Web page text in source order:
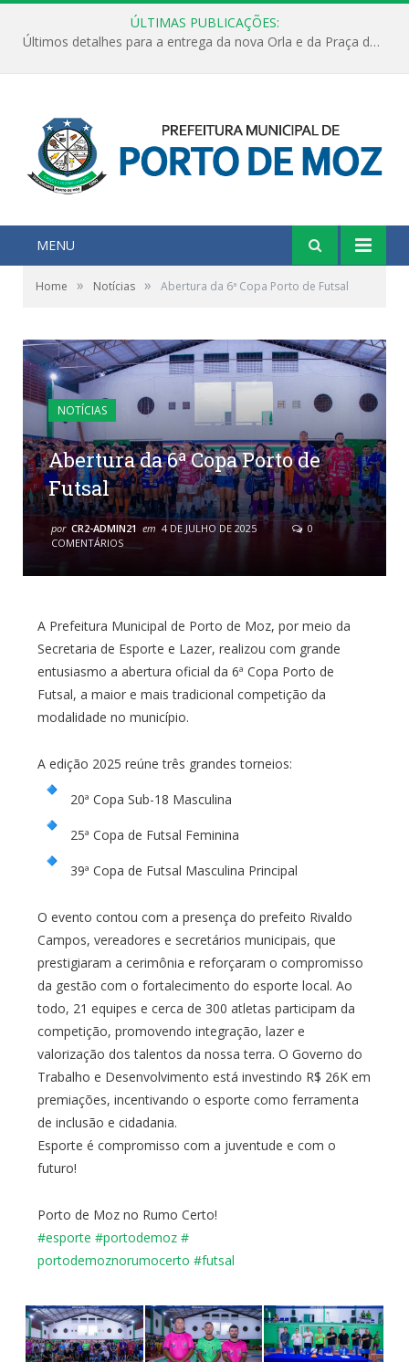
ÚLTIMAS PUBLICAÇÕES:
Últimos detalhes para a entrega da nova Orla e da Praça do Praião
MENU
Home » Notícias » Abertura da 6ª Copa Porto de Futsal
NOTÍCIAS
Abertura da 6ª Copa Porto de
Futsal
por CR2-ADMIN21 em 4 DE JULHO DE 2025
0
COMENTÁRIOS
A Prefeitura Municipal de Porto de Moz, por meio da
Secretaria de Esporte e Lazer, realizou com grande
entusiasmo a abertura oficial da 6ª Copa Porto de
Futsal, a maior e mais tradicional competição da
modalidade no município.
A edição 2025 reúne três grandes torneios:
20ª Copa Sub-18 Masculina
25ª Copa de Futsal Feminina
39ª Copa de Futsal Masculina Principal
O evento contou com a presença do prefeito Rivaldo
Campos, vereadores e secretários municipais, que
prestigiaram a cerimônia e reforçaram o compromisso
da gestão com o fortalecimento do esporte local. Ao
todo, 21 equipes e cerca de 300 atletas participam da
competição, promovendo integração, lazer e
valorização dos talentos da nossa terra. O Governo do
Trabalho e Desenvolvimento está investindo R$ 26K em
premiações, incentivando o esporte como ferramenta
de inclusão e cidadania.
Esporte é compromisso com a juventude e com o
futuro!
Porto de Moz no Rumo Certo!
#esporte #portodemoz #
portodemoznorumocerto #futsal